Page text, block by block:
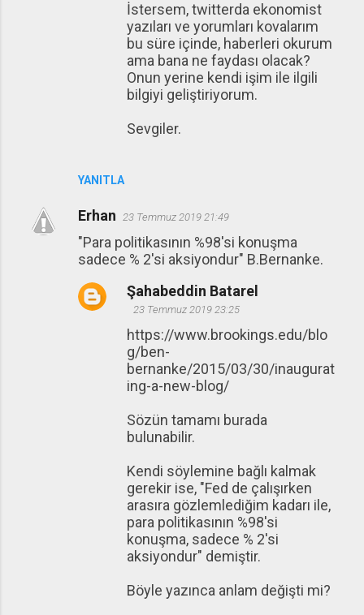
YANITLA
İstersem, twitterda ekonomist
yazıları ve yorumları kovalarım
bu süre içinde, haberleri okurum
ama bana ne faydası olacak?
Onun yerine kendi işim ile ilgili
bilgiyi geliştiriyorum.
Sevgiler.
Erhan 23 Temmuz 2019 21:49
"Para politikasının %98'si konuşma
sadece % 2'si aksiyondur" B.Bernanke.
Şahabeddin Batarel
23 Temmuz 2019 23:25
https://www.brookings.edu/blo
g/ben-
bernanke/2015/03/30/inaugurat
ing-a-new-blog/
Sözün tamamı burada
bulunabilir.
Kendi söylemine bağlı kalmak
gerekir ise, "Fed de çalışırken
arasıra gözlemlediğim kadarı ile,
para politikasının %98'si
konuşma, sadece % 2'si
aksiyondur" demiştir.
Böyle yazınca anlam değişti mi?